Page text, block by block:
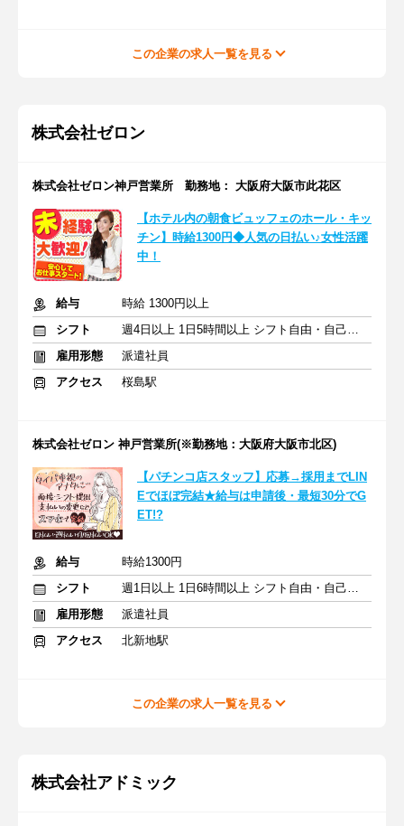
この企業の求人一覧を見る
株式会社ゼロン
株式会社ゼロン神戸営業所 勤務地： 大阪府大阪市此花区
【ホテル内の朝食ビュッフェのホール・キッ
チン】時給1300円◆人気の日払い♪女性活躍
中！
給与
時給 1300円以上
シフト
週4日以上 1日5時間以上 シフト自由・自己申告
雇用形態
派遣社員
アクセス
桜島駅
株式会社ゼロン 神戸営業所(※勤務地：大阪府大阪市北区)
【パチンコ店スタッフ】応募→採用までLIN
Eでほぼ完結★給与は申請後・最短30分でG
ET!?
給与
時給1300円
シフト
週1日以上 1日6時間以上 シフト自由・自己申告
雇用形態
派遣社員
アクセス
北新地駅
この企業の求人一覧を見る
株式会社アドミック